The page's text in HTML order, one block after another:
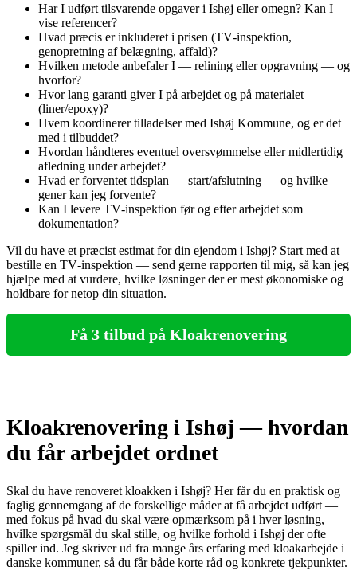
Har I udført tilsvarende opgaver i Ishøj eller omegn? Kan I
vise referencer?
Hvad præcis er inkluderet i prisen (TV‑inspektion,
genopretning af belægning, affald)?
Hvilken metode anbefaler I — relining eller opgravning — og
hvorfor?
Hvor lang garanti giver I på arbejdet og på materialet
(liner/epoxy)?
Hvem koordinerer tilladelser med Ishøj Kommune, og er det
med i tilbuddet?
Hvordan håndteres eventuel oversvømmelse eller midlertidig
afledning under arbejdet?
Hvad er forventet tidsplan — start/afslutning — og hvilke
gener kan jeg forvente?
Kan I levere TV‑inspektion før og efter arbejdet som
dokumentation?
Vil du have et præcist estimat for din ejendom i Ishøj? Start med at
bestille en TV‑inspektion — send gerne rapporten til mig, så kan jeg
hjælpe med at vurdere, hvilke løsninger der er mest økonomiske og
holdbare for netop din situation.
Få 3 tilbud på Kloakrenovering
Kloakrenovering i Ishøj — hvordan
du får arbejdet ordnet
Skal du have renoveret kloakken i Ishøj? Her får du en praktisk og
faglig gennemgang af de forskellige måder at få arbejdet udført —
med fokus på hvad du skal være opmærksom på i hver løsning,
hvilke spørgsmål du skal stille, og hvilke forhold i Ishøj der ofte
spiller ind. Jeg skriver ud fra mange års erfaring med kloakarbejde i
danske kommuner, så du får både korte råd og konkrete tjekpunkter.